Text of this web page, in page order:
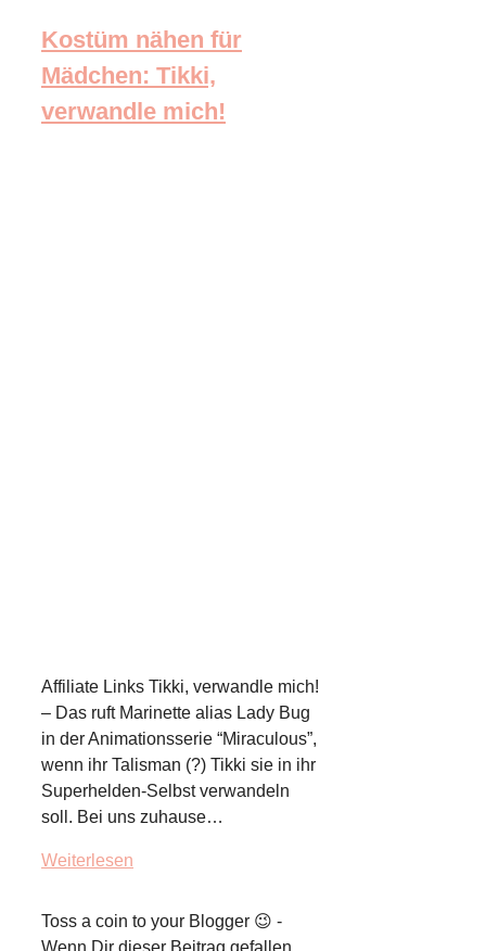
Kostüm nähen für
Mädchen: Tikki,
verwandle mich!
Affiliate Links Tikki, verwandle mich!
– Das ruft Marinette alias Lady Bug
in der Animationsserie “Miraculous”,
wenn ihr Talisman (?) Tikki sie in ihr
Superhelden-Selbst verwandeln
soll. Bei uns zuhause…
Weiterlesen
Toss a coin to your Blogger 😉 -
Wenn Dir dieser Beitrag gefallen,